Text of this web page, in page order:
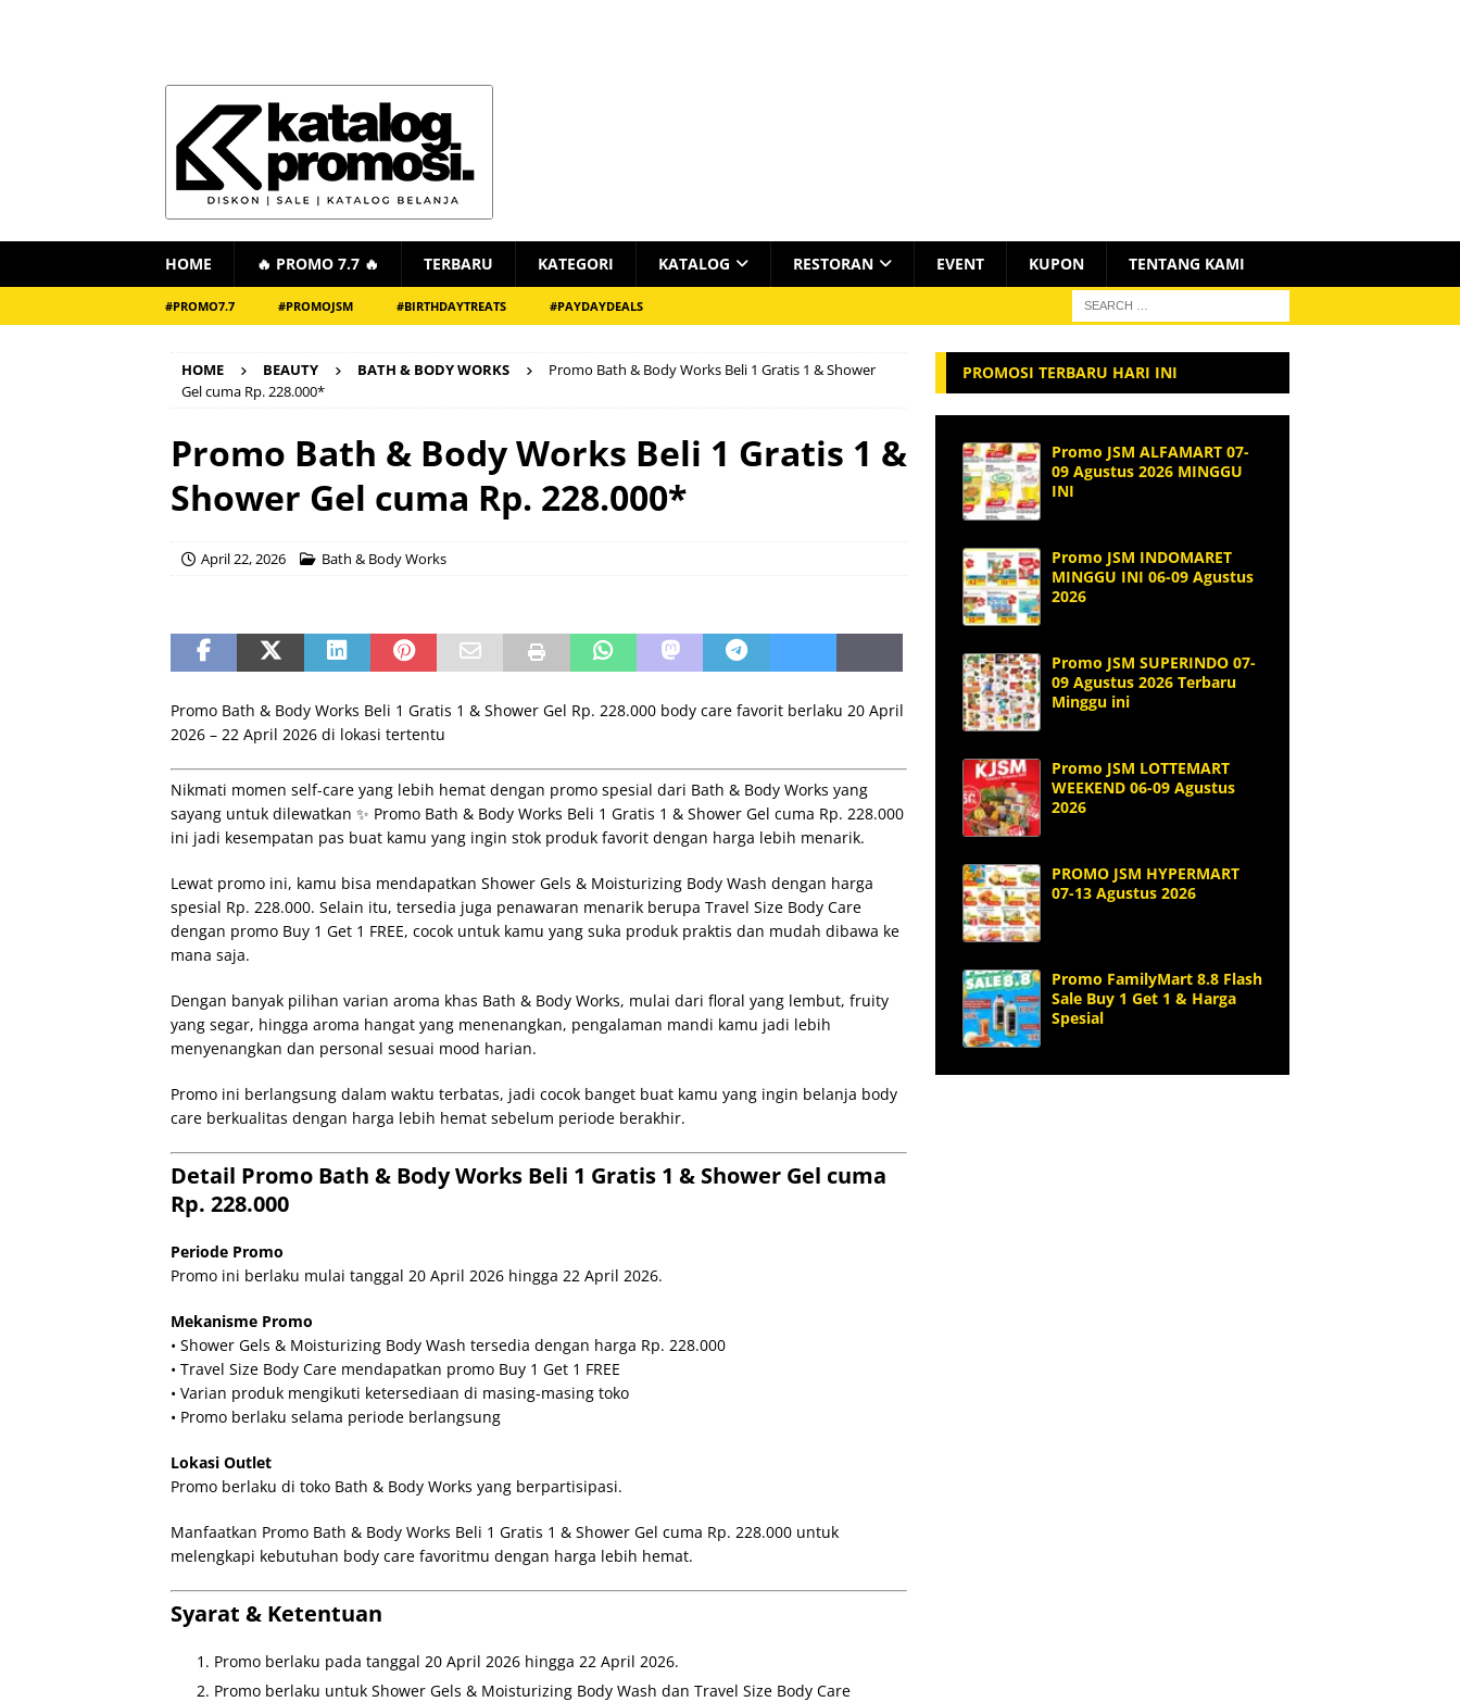
HOME 🔥 PROMO 7.7 🔥 TERBARU KATEGORI KATALOG RESTORAN EVENT KUPON TENTANG KAMI
#PROMO7.7 #PROMOJSM #BIRTHDAYTREATS #PAYDAYDEALS
HOME BEAUTY BATH & BODY WORKS
Promo Bath & Body Works Beli 1 Gratis 1 & Shower
Gel cuma Rp. 228.000*
Promo Bath & Body Works Beli 1 Gratis 1 &
Shower Gel cuma Rp. 228.000*
April 22, 2026 Bath & Body Works
Promo Bath & Body Works Beli 1 Gratis 1 & Shower Gel Rp. 228.000 body care favorit berlaku 20 April
2026 – 22 April 2026 di lokasi tertentu
Nikmati momen self-care yang lebih hemat dengan promo spesial dari Bath & Body Works yang
sayang untuk dilewatkan ✨ Promo Bath & Body Works Beli 1 Gratis 1 & Shower Gel cuma Rp. 228.000
ini jadi kesempatan pas buat kamu yang ingin stok produk favorit dengan harga lebih menarik.
Lewat promo ini, kamu bisa mendapatkan Shower Gels & Moisturizing Body Wash dengan harga
spesial Rp. 228.000. Selain itu, tersedia juga penawaran menarik berupa Travel Size Body Care
dengan promo Buy 1 Get 1 FREE, cocok untuk kamu yang suka produk praktis dan mudah dibawa ke
mana saja.
Dengan banyak pilihan varian aroma khas Bath & Body Works, mulai dari floral yang lembut, fruity
yang segar, hingga aroma hangat yang menenangkan, pengalaman mandi kamu jadi lebih
menyenangkan dan personal sesuai mood harian.
Promo ini berlangsung dalam waktu terbatas, jadi cocok banget buat kamu yang ingin belanja body
care berkualitas dengan harga lebih hemat sebelum periode berakhir.
Detail Promo Bath & Body Works Beli 1 Gratis 1 & Shower Gel cuma
Rp. 228.000
Periode Promo
Promo ini berlaku mulai tanggal 20 April 2026 hingga 22 April 2026.
Mekanisme Promo
• Shower Gels & Moisturizing Body Wash tersedia dengan harga Rp. 228.000
• Travel Size Body Care mendapatkan promo Buy 1 Get 1 FREE
• Varian produk mengikuti ketersediaan di masing-masing toko
• Promo berlaku selama periode berlangsung
Lokasi Outlet
Promo berlaku di toko Bath & Body Works yang berpartisipasi.
Manfaatkan Promo Bath & Body Works Beli 1 Gratis 1 & Shower Gel cuma Rp. 228.000 untuk
melengkapi kebutuhan body care favoritmu dengan harga lebih hemat.
Syarat & Ketentuan
Promo berlaku pada tanggal 20 April 2026 hingga 22 April 2026.
Promo berlaku untuk Shower Gels & Moisturizing Body Wash dan Travel Size Body Care
PROMOSI TERBARU HARI INI
Promo JSM ALFAMART 07-
09 Agustus 2026 MINGGU
INI
Promo JSM INDOMARET
MINGGU INI 06-09 Agustus
2026
Promo JSM SUPERINDO 07-
09 Agustus 2026 Terbaru
Minggu ini
Promo JSM LOTTEMART
WEEKEND 06-09 Agustus
2026
PROMO JSM HYPERMART
07-13 Agustus 2026
Promo FamilyMart 8.8 Flash
Sale Buy 1 Get 1 & Harga
Spesial